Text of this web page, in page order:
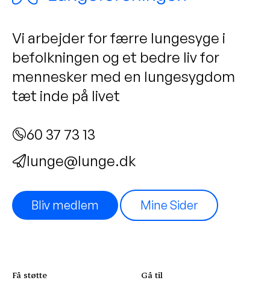
Vi arbejder for færre lungesyge i
befolkningen og et bedre liv for
mennesker med en lungesygdom
tæt inde på livet
60 37 73 13
lunge@lunge.dk
Bliv medlem Mine Sider
Få støtte Gå til